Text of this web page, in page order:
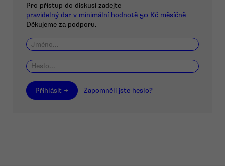
Pro přístup do diskusí zadejte
pravidelný dar v minimální hodnotě 50 Kč měsíčně
Děkujeme za podporu.
Přihlásit → Zapomněli jste heslo?